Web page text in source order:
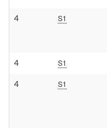
4 S1
4 S1
4 S1